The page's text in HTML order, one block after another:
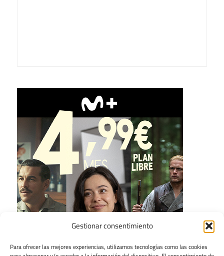
Gestionar consentimiento
Para ofrecer las mejores experiencias, utilizamos tecnologías como las cookies